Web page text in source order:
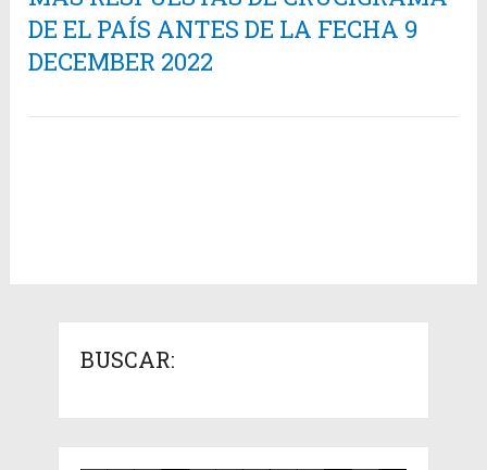
DE EL PAÍS ANTES DE LA FECHA 9
DECEMBER 2022
BUSCAR: